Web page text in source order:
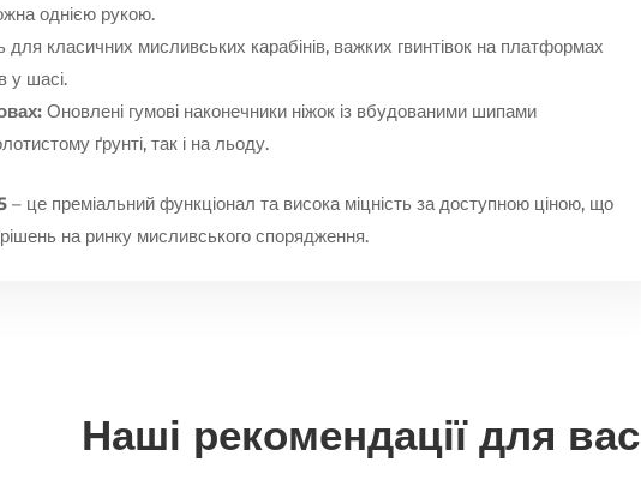
однією рукою.
для класичних мисливських карабінів, важких гвинтівок на платформах
у шасі.
Оновлені гумові наконечники ніжок із вбудованими шипами
ґрунті, так і на льоду.
– це преміальний функціонал та висока міцність за доступною ціною, що
на ринку мисливського спорядження.
Наші рекомендації для вас